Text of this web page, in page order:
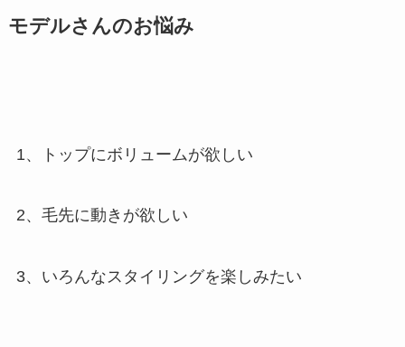
モデルさんのお悩み
1、トップにボリュームが欲しい
2、毛先に動きが欲しい
3、いろんなスタイリングを楽しみたい